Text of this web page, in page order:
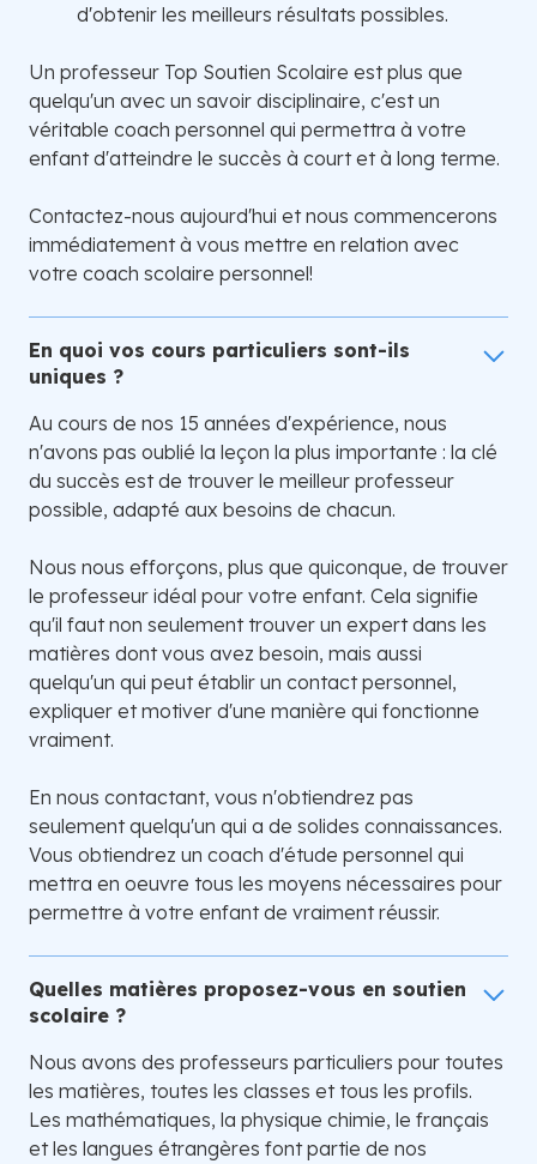
d'obtenir les meilleurs résultats possibles.
Un professeur Top Soutien Scolaire est plus que
quelqu'un avec un savoir disciplinaire, c'est un
véritable coach personnel qui permettra à votre
enfant d'atteindre le succès à court et à long terme.
Contactez-nous aujourd'hui et nous commencerons
immédiatement à vous mettre en relation avec
votre coach scolaire personnel!
En quoi vos cours particuliers sont-ils
uniques ?
Au cours de nos 15 années d'expérience, nous
n'avons pas oublié la leçon la plus importante : la clé
du succès est de trouver le meilleur professeur
possible, adapté aux besoins de chacun.
Nous nous efforçons, plus que quiconque, de trouver
le professeur idéal pour votre enfant. Cela signifie
qu'il faut non seulement trouver un expert dans les
matières dont vous avez besoin, mais aussi
quelqu'un qui peut établir un contact personnel,
expliquer et motiver d'une manière qui fonctionne
vraiment.
En nous contactant, vous n'obtiendrez pas
seulement quelqu'un qui a de solides connaissances.
Vous obtiendrez un coach d'étude personnel qui
mettra en oeuvre tous les moyens nécessaires pour
permettre à votre enfant de vraiment réussir.
Quelles matières proposez-vous en soutien
scolaire ?
Nous avons des professeurs particuliers pour toutes
les matières, toutes les classes et tous les profils.
Les mathématiques, la physique chimie, le français
et les langues étrangères font partie de nos